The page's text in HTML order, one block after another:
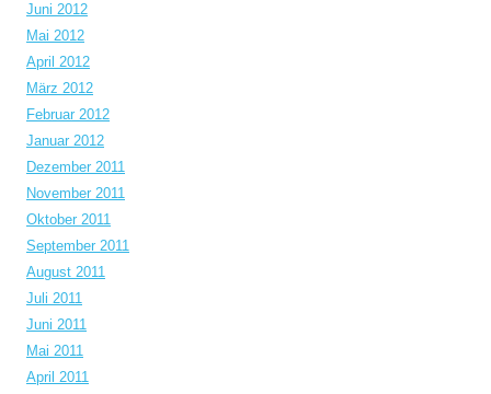
Juni 2012
Mai 2012
April 2012
März 2012
Februar 2012
Januar 2012
Dezember 2011
November 2011
Oktober 2011
September 2011
August 2011
Juli 2011
Juni 2011
Mai 2011
April 2011